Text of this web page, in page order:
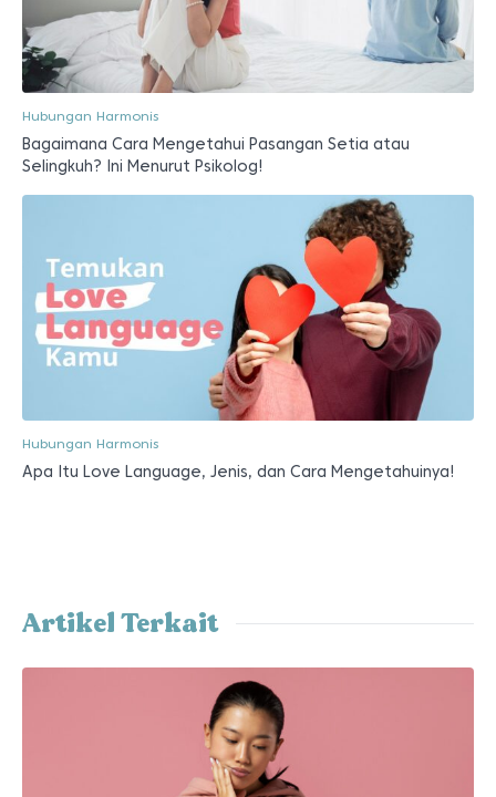
Hubungan Harmonis
Bagaimana Cara Mengetahui Pasangan Setia atau
Selingkuh? Ini Menurut Psikolog!
Hubungan Harmonis
Apa Itu Love Language, Jenis, dan Cara Mengetahuinya!
Artikel Terkait